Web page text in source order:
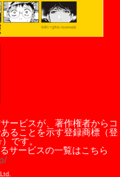
ービスが、著作権者からコ
ることを示す登録商標（登
です。
サービスの一覧はこちら